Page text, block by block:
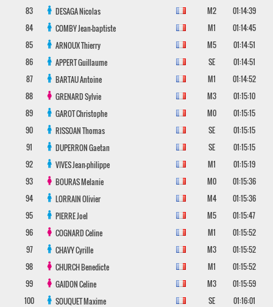
83
DESAGANicolas M2
01:14:39
84
COMBYJean-baptiste M1
01:14:45
85
ARNOUXThierry M5
01:14:51
86
APPERTGuillaume SE
01:14:51
87
BARTAUAntoine M1
01:14:52
88
GRENARDSylvie M3
01:15:10
89
GAROTChristophe M0
01:15:15
90
RISSOANThomas SE
01:15:15
91
DUPERRONGaetan SE
01:15:15
92
VIVESJean-philippe M1
01:15:19
93
BOURASMelanie M0
01:15:36
94
LORRAINOlivier M4
01:15:36
95
PIERREJoel M5
01:15:47
96
COGNARDCeline M1
01:15:52
97
CHAVYCyrille M3
01:15:52
98
CHURCHBenedicte M1
01:15:52
99
GAIDONCeline M3
01:15:59
100
SOUQUETMaxime SE
01:16:01